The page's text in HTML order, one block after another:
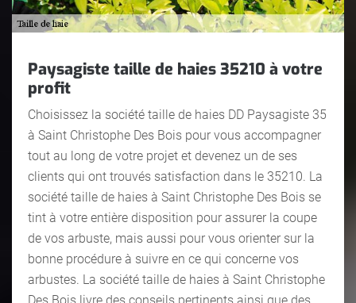
Paysagiste taille de haies 35210 à votre
profit
Choisissez la société taille de haies DD Paysagiste 35
à Saint Christophe Des Bois pour vous accompagner
tout au long de votre projet et devenez un de ses
clients qui ont trouvés satisfaction dans le 35210. La
société taille de haies à Saint Christophe Des Bois se
tint à votre entière disposition pour assurer la coupe
de vos arbuste, mais aussi pour vous orienter sur la
bonne procédure à suivre en ce qui concerne vos
arbustes. La société taille de haies à Saint Christophe
Des Bois livre des conseils pertinents ainsi que des